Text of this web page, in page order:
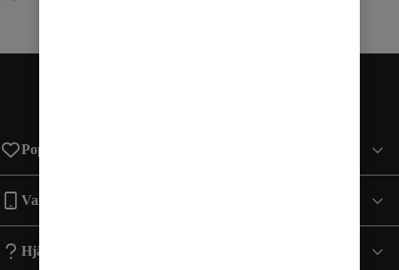
Populära sidor
Varumärken
Hjälp